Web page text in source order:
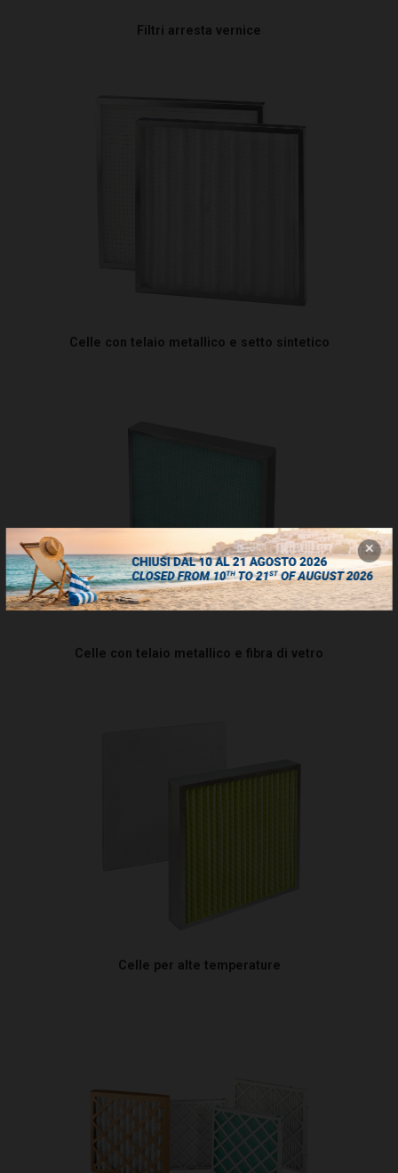
Filtri arresta vernice
Celle con telaio metallico e setto sintetico
Celle con telaio metallico e fibra di vetro
Celle per alte temperature